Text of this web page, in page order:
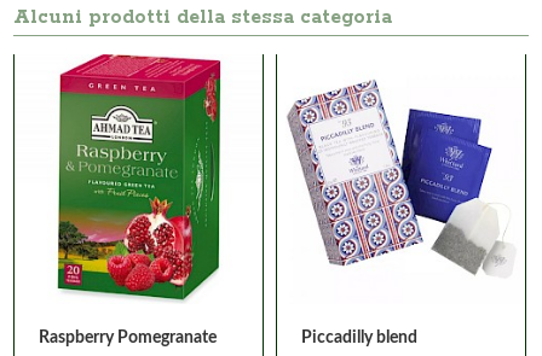
Alcuni prodotti della stessa categoria
Raspberry Pomegranate Piccadilly blend